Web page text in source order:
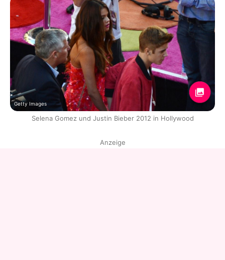
Getty Images
Selena Gomez und Justin Bieber 2012 in Hollywood
Anzeige